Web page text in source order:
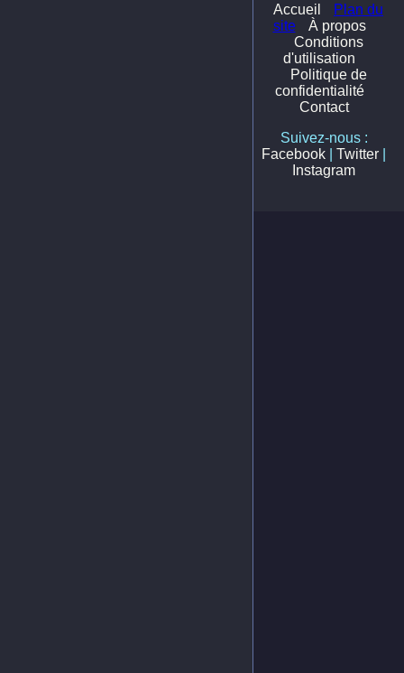
Accueil
Plan du
site
À propos
Conditions
d'utilisation
Politique de
confidentialité
Contact
Suivez-nous :
Facebook
Twitter
Instagram